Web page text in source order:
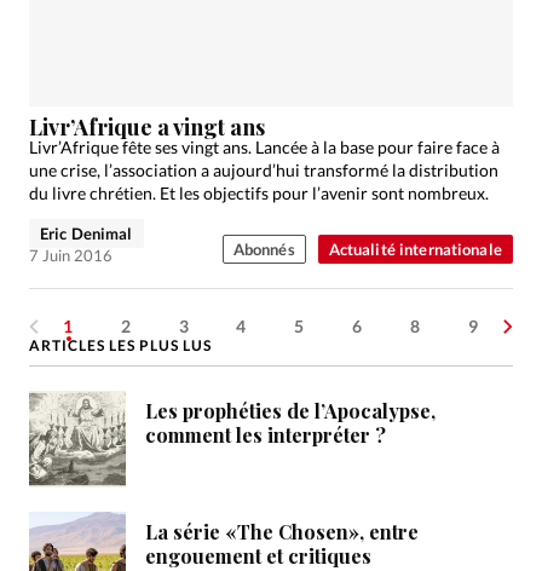
Actualité internationale
Livr’Afrique a vingt ans
Livr’Afrique fête ses vingt ans. Lancée à la base pour faire face à
une crise, l’association a aujourd’hui transformé la distribution
du livre chrétien. Et les objectifs pour l’avenir sont nombreux.
Eric Denimal
7 Juin 2016
Abonnés
1 2 3 4 5 6 8 9
ARTICLES LES PLUS LUS
Les prophéties de l’Apocalypse,
comment les interpréter ?
La série «The Chosen», entre
engouement et critiques